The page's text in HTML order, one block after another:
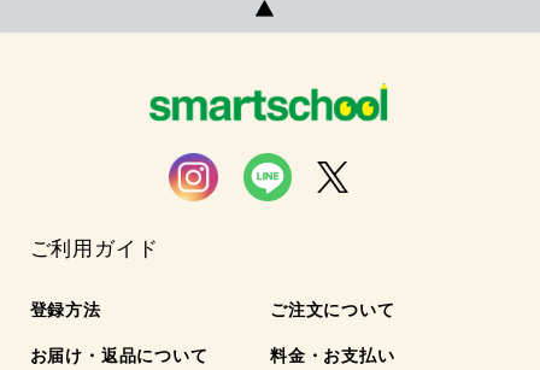
ご利用ガイド
登録方法 ご注文について
お届け・返品について 料金・お支払い